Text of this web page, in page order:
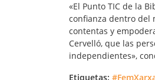
«El Punto TIC de la
confianza dentro del
contentas y
Cervelló, que las
independientes»,
Etiquetas: